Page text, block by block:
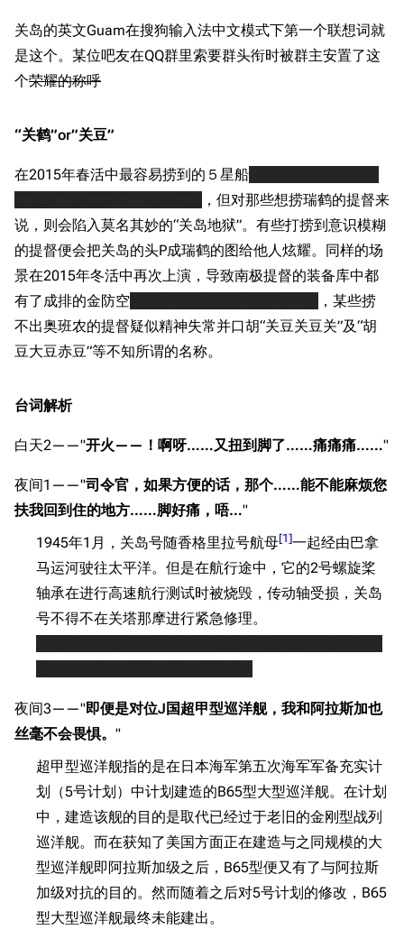
关岛的英文Guam在搜狗输入法中文模式下第一个联想词就
是这个。某位吧友在QQ群里索要群头衔时被群主安置了这
个荣耀的称呼
“关鹤”or”关豆”
在2015年春活中最容易捞到的５星船
，但对那些想捞瑞鹤的提督来
说，则会陷入莫名其妙的“关岛地狱”。有些打捞到意识模糊
的提督便会把关岛的头P成瑞鹤的图给他人炫耀。同样的场
景在2015年冬活中再次上演，导致南极提督的装备库中都
有了成排的金防空
，某些捞
不出奥班农的提督疑似精神失常并口胡“关豆关豆关”及“胡
豆大豆赤豆”等不知所谓的名称。
台词解析
白天2——"开火——！啊呀……又扭到脚了……痛痛痛……"
夜间1——"司令官，如果方便的话，那个……能不能麻烦您
扶我回到住的地方……脚好痛，唔…"
1945年1月，关岛号随香格里拉号航母[1]一起经由巴拿
马运河驶往太平洋。但是在航行途中，它的2号螺旋桨
轴承在进行高速航行测试时被烧毁，传动轴受损，关岛
号不得不在关塔那摩进行紧急修理。
夜间3——"即便是对位J国超甲型巡洋舰，我和阿拉斯加也
丝毫不会畏惧。 "
超甲型巡洋舰指的是在日本海军第五次海军军备充实计
划（5号计划）中计划建造的B65型大型巡洋舰。在计划
中，建造该舰的目的是取代已经过于老旧的金刚型战列
巡洋舰。而在获知了美国方面正在建造与之同规模的大
型巡洋舰即阿拉斯加级之后，B65型便又有了与阿拉斯
加级对抗的目的。然而随着之后对5号计划的修改，B65
型大型巡洋舰最终未能建出。